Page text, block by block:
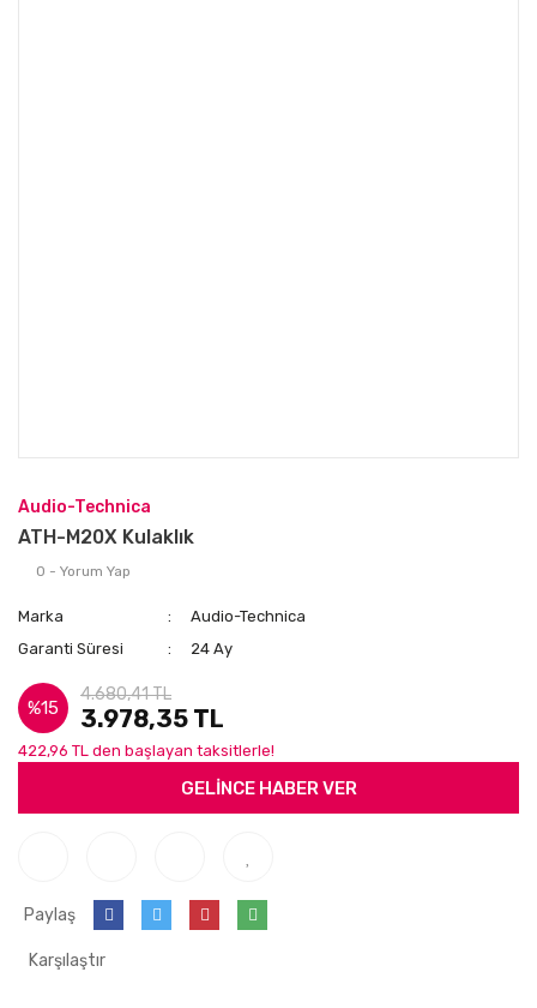
Audio-Technica
ATH-M20X Kulaklık
0 - Yorum Yap
Marka
Audio-Technica
Garanti Süresi
24 Ay
%15
4.680,41 TL
3.978,35 TL
422,96 TL den başlayan taksitlerle!
GELİNCE HABER VER
Paylaş
Karşılaştır